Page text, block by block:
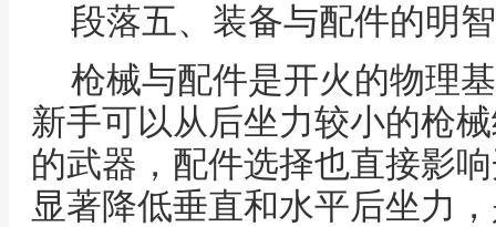
段落五、装备与配件的明
枪械与配件是开火的物理
新手可以从后坐力较小的枪
的武器，配件选择也直接影
显著降低垂直和水平后坐力